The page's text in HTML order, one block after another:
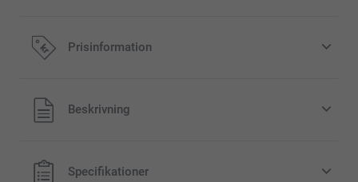
Prisinformation
Alla priser är i svenska kronor (SEK), inklusive moms och
exklusive porto.
Beskrivning
Specifikationer